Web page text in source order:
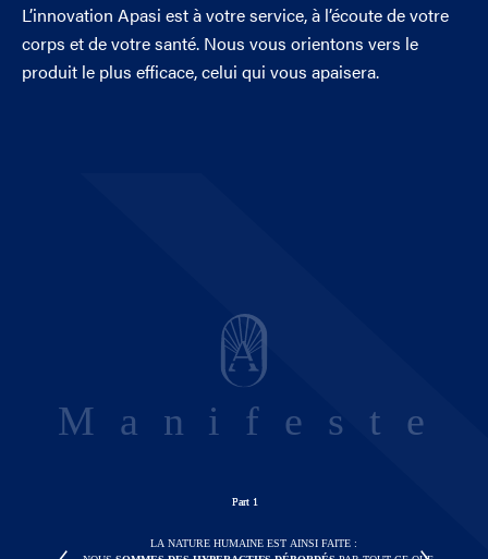
L’innovation Apasi est à votre service, à l’écoute de votre
corps et de votre santé. Nous vous orientons vers le
produit le plus efficace, celui qui vous apaisera.